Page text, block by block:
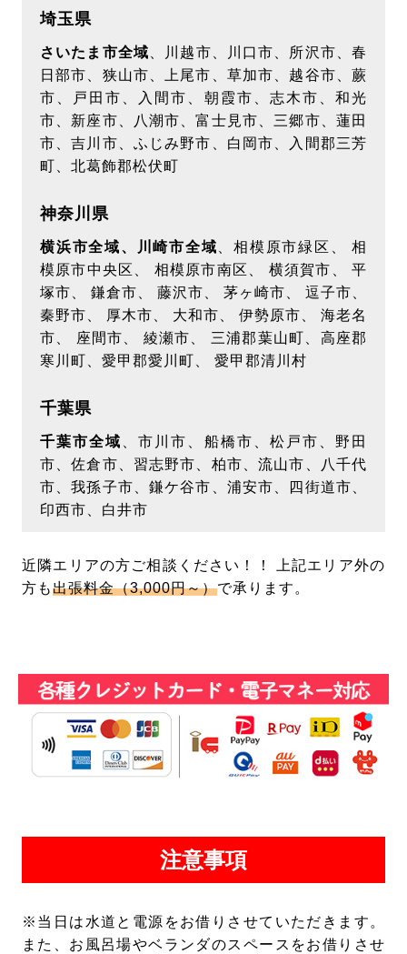
埼玉県
さいたま市全域 、川越市、川口市、所沢市、春
日部市、狭山市、上尾市、草加市、越谷市、蕨
市、戸田市、入間市、朝霞市、志木市、和光
市、新座市、八潮市、富士見市、三郷市、蓮田
市、吉川市、ふじみ野市、白岡市、入間郡三芳
町、北葛飾郡松伏町
神奈川県
横浜市全域、川崎市全域 、相模原市緑区、 相
模原市中央区、 相模原市南区、 横須賀市、 平
塚市、 鎌倉市、 藤沢市、 茅ヶ崎市、 逗子市、
秦野市、 厚木市、 大和市、 伊勢原市、 海老名
市、 座間市、 綾瀬市、 三浦郡葉山町、高座郡
寒川町、愛甲郡愛川町、 愛甲郡清川村
千葉県
千葉市全域
、市川市、船橋市、松戸市、野田
市、佐倉市、習志野市、柏市、流山市、八千代
市、我孫子市、鎌ケ谷市、浦安市、四街道市、
印西市、白井市
近隣エリアの方ご相談ください！！ 上記エリア外の
方も出張料金（3,000円～）で承ります。
注意事項
※当日は水道と電源をお借りさせていただきます。
また、お風呂場やベランダのスペースをお借りさせ